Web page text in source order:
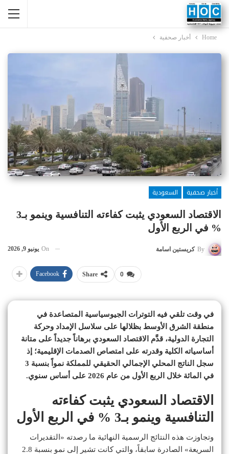
Home أخبار صحفية
أخبار صحفية
السعودية
الاقتصاد السعودي يثبت كفاءته التنافسية وينمو بـ3
% في الربع الأول
By كريستين اسامة On يونيو 9, 2026
0
Share
Facebook
في وقت تلقي فيه التوترات الجيوسياسية المتصاعدة في
منطقة الشرق الأوسط بظلالها على سلاسل الإمداد وحركة
التجارة الدولية، قدَّم الاقتصاد السعودي برهاناً جديداً على متانة
أساسياته الكلية وقدرته على امتصاص الصدمات الإقليمية؛ إذ
سجل الناتج المحلي الإجمالي الحقيقي للمملكة نمواً بنسبة 3
في المائة خلال الربع الأول من عام 2026 على أساس سنوي.
الاقتصاد السعودي يثبت كفاءته
التنافسية وينمو بـ3 % في الربع الأول
وتجاوزت هذه النتائج الرسمية النهائية ما رصدته «التقديرات
السريعة» الصادرة سابقاً، والتي كانت تشير إلى نمو بنسبة 2.8